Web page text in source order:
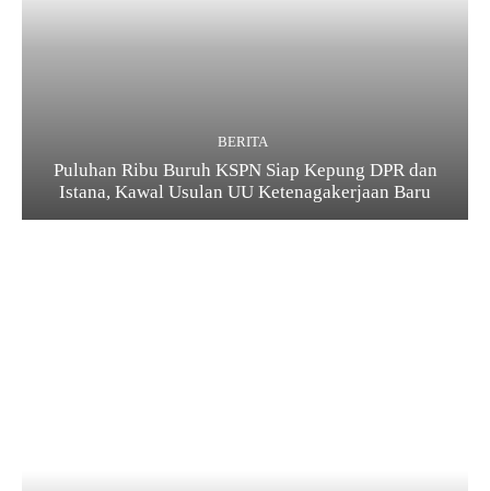
BERITA
Puluhan Ribu Buruh KSPN Siap Kepung DPR dan
Istana, Kawal Usulan UU Ketenagakerjaan Baru